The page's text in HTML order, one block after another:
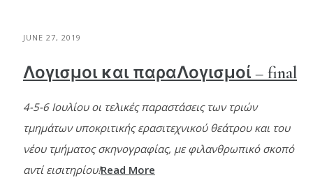
JUNE 27, 2019
Λογισμοι και παραΛογισμοί – final
4-5-6 Ιουλίου οι τελικές παραστάσεις των τριών
τμημάτων υποκριτικής ερασιτεχνικού θεάτρου και του
νέου τμήματος σκηνογραφίας, με φιλανθρωπικό σκοπό
αντί εισιτηρίου!Read More